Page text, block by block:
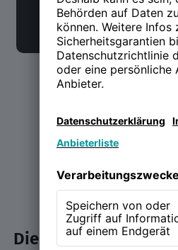
Die NEW WORK